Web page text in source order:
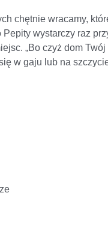
chętnie wracamy,
wystarczy raz
„Bo czyż dom
w gaju lub na